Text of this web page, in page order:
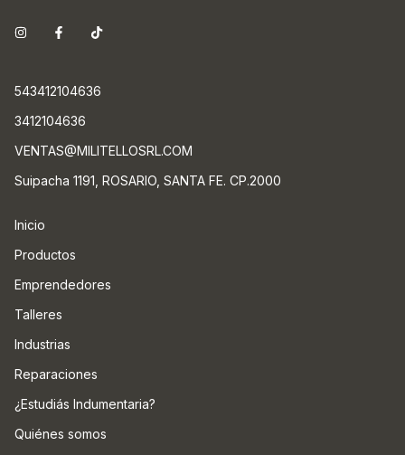
543412104636
3412104636
VENTAS@MILITELLOSRL.COM
Suipacha 1191, ROSARIO, SANTA FE. CP.2000
Inicio
Productos
Emprendedores
Talleres
Industrias
Reparaciones
¿Estudiás Indumentaria?
Quiénes somos